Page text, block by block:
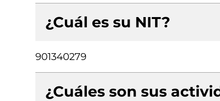
¿Cuál es su NIT?
901340279
¿Cuáles son sus